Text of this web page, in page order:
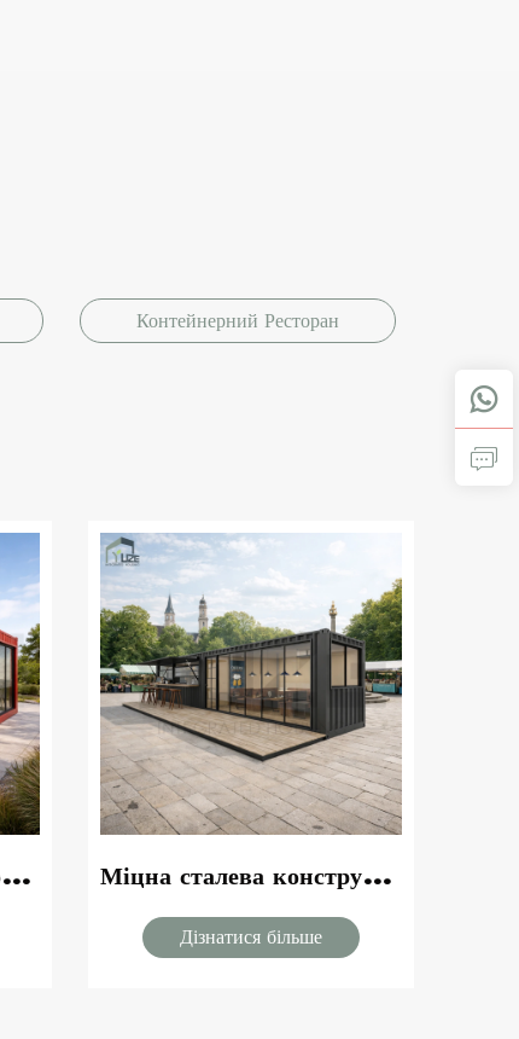
Контейнерний Ресторан
Індивідуальна планировка, світлий дизайн, 40 футів, модульний контейнер для кафе або ресторану з транспортної компанії з вікном для обслуговування та внутрішніми місцями для відвідувачів Міцна сталева конструкція, 40 футів, сучасне комерційне рішення у вигляді модульного контейнера для бару з транспортної компанії з внутрішніми місцями для відвідувачів
Дізнатися більше